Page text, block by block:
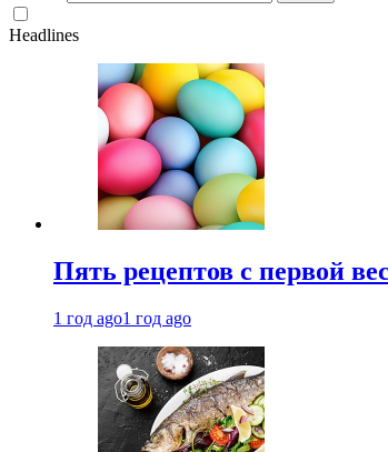
Headlines
Пять рецептов с первой
1 год ago1 год ago